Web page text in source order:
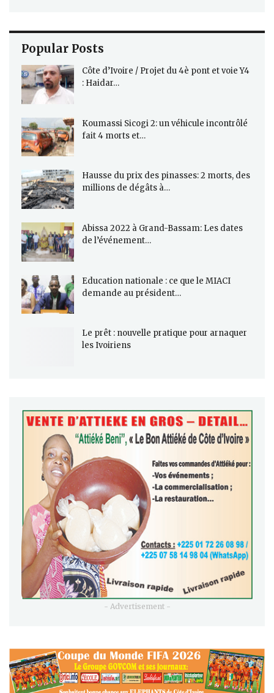
Popular Posts
Côte d’Ivoire / Projet du 4è pont et voie Y4
: Haidar…
Koumassi Sicogi 2: un véhicule incontrôlé
fait 4 morts et…
Hausse du prix des pinasses: 2 morts, des
millions de dégâts à…
Abissa 2022 à Grand-Bassam: Les dates
de l’événement…
Education nationale : ce que le MIACI
demande au président…
Le prêt : nouvelle pratique pour arnaquer
les Ivoiriens
- Advertisement -